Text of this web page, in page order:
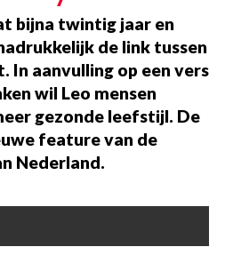
bijna twintig jaar en
de link tussen
aanvulling op een vers
wil Leo mensen
gezonde leefstijl. De
feature van de
Nederland.